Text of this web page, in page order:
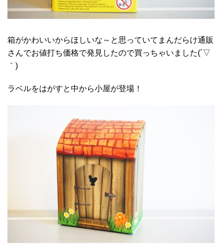
箱がかわいいからほしいな～と思っていてまんだらけ通販
さんでお値打ち価格で発見したので買っちゃいました(´▽
｀)
ラベルをはがすと中から小屋が登場！